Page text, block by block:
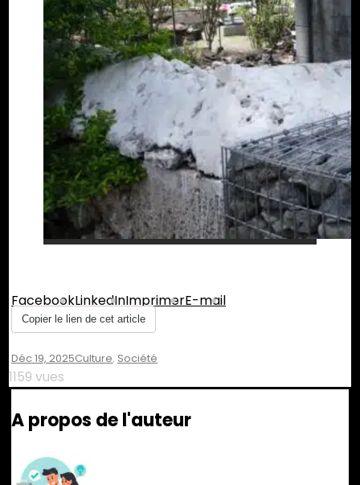
FacebookLinkedInImprimerE-mail
Copier le lien de cet article
Déc 19, 2025Culture, Société
1159 vues
A propos de l'auteur